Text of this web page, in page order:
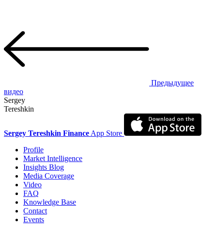
Предыдущее
видео
Sergey
Tereshkin
Sergey Tereshkin Finance App Store
Profile
Market Intelligence
Insights Blog
Media Coverage
Video
FAQ
Knowledge Base
Contact
Events